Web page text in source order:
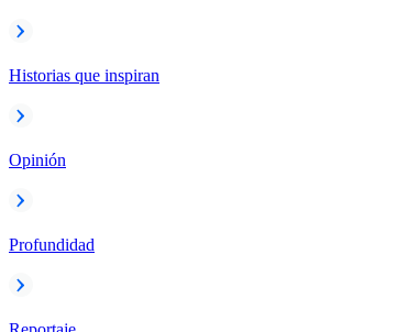
Historias que inspiran
Opinión
Profundidad